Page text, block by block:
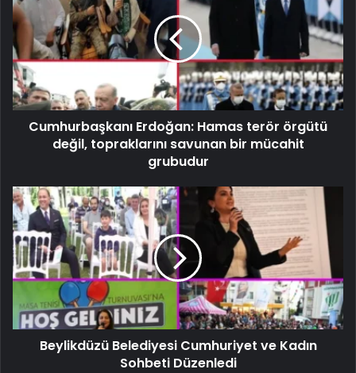
Cumhurbaşkanı Erdoğan: Hamas terör örgütü
değil, topraklarını savunan bir mücahit
grubudur
Beylikdüzü Belediyesi Cumhuriyet ve Kadın
Sohbeti Düzenledi